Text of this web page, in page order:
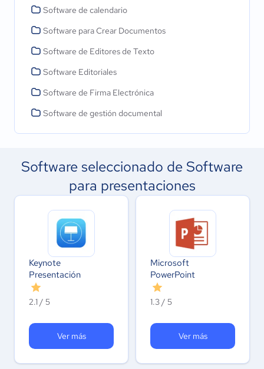
Software de calendario
Software para Crear Documentos
Software de Editores de Texto
Software Editoriales
Software de Firma Electrónica
Software de gestión documental
Software seleccionado de Software
para presentaciones
Keynote
Presentación
2.1 / 5
Ver más
Microsoft
PowerPoint
1.3 / 5
Ver más